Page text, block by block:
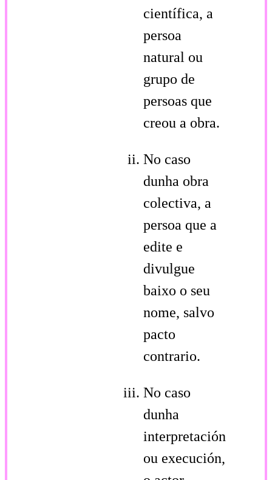
científica, a
persoa
natural ou
grupo de
persoas que
creou a obra.
No caso
dunha obra
colectiva, a
persoa que a
edite e
divulgue
baixo o seu
nome, salvo
pacto
contrario.
No caso
dunha
interpretación
ou execución,